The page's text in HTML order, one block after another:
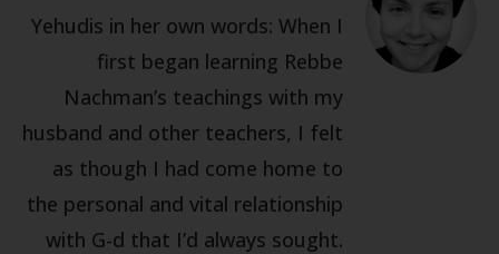
Yehudis in her own words: When I
first began learning Rebbe
Nachman’s teachings with my
husband and other teachers, I felt
as though I had come home to
the personal and vital relationship
with G-d that I’d always sought.